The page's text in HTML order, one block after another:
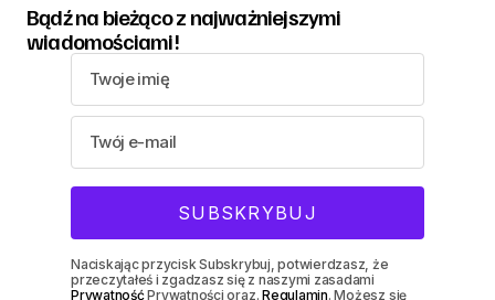
Bądź na bieżąco z najważniejszymi
wiadomościami!
Naciskając przycisk Subskrybuj, potwierdzasz, że
przeczytałeś i zgadzasz się z naszymi zasadami
PrywatnośćPrywatności oraz.Regulamin. Możesz się